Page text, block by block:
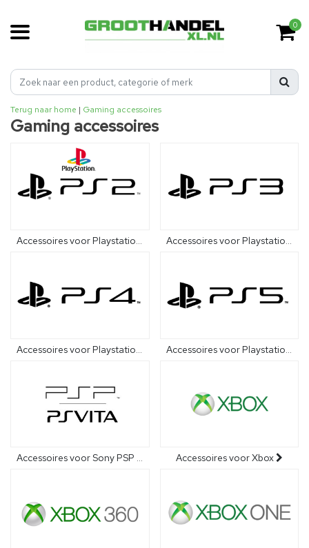
0
Terug naar home | Gaming accessoires
Gaming accessoires
Accessoires voor Playstation 1 en 2 Accessoires voor Playstation 3
Accessoires voor Sony PSP en PSVita Accessoires voor Xbox